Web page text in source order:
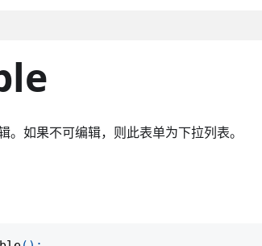
。如果不可编辑，则此表单为下拉列表。